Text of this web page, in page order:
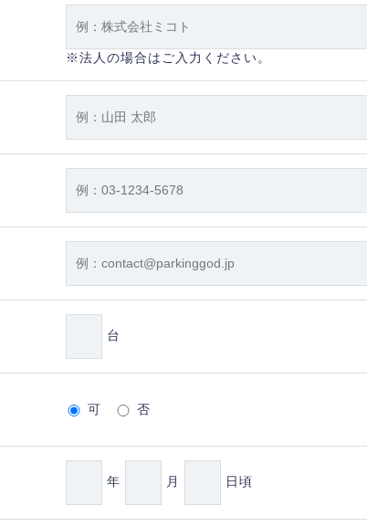
※法人の場合はご入力ください。
台
可 否
年 月 日頃